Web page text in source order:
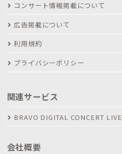
コンサート情報掲載について
広告掲載について
利用規約
プライバシーポリシー
関連サービス
BRAVO DIGITAL CONCERT LIVE
会社概要